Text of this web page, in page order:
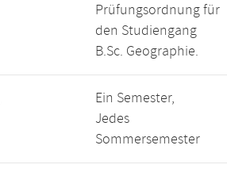
Prüfungsordnung für
den Studiengang
B.Sc. Geographie.
Ein Semester,
Jedes
Sommersemester